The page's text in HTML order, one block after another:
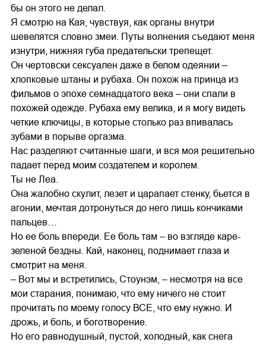
бы он этого не делал.
Я смотрю на Кая, чувствуя, как органы внутри
шевелятся словно змеи. Путы волнения съедают меня
изнутри, нижняя губа предательски трепещет.
Он чертовски сексуален даже в белом одеянии –
хлопковые штаны и рубаха. Он похож на принца из
фильмов о эпохе семнадцатого века – они спали в
похожей одежде. Рубаха ему велика, и я могу видеть
четкие ключицы, в которые столько раз впивалась
зубами в порыве оргазма.
Нас разделяют считанные шаги, и вся моя решительно
падает перед моим создателем и королем.
Ты не Леа.
Она жалобно скулит, лезет и царапает стенку, бьется в
агонии, мечтая дотронуться до него лишь кончиками
пальцев…
Но ее боль впереди. Ее боль там – во взгляде каре-
зеленой бездны. Кай, наконец, поднимает глаза и
смотрит на меня.
– Вот мы и встретились, Стоунэм, – несмотря на все
мои старания, понимаю, что ему ничего не стоит
прочитать по моему голосу ВСЕ, что ему нужно. И
дрожь, и боль, и боготворение.
Но его равнодушный, пустой, холодный, как снега